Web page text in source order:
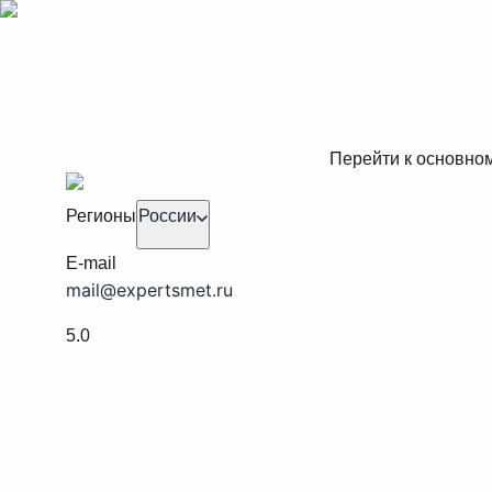
Перейти к
Регионы России
E-mail
mail@expertsmet.ru
5.0